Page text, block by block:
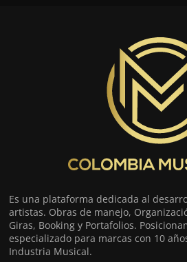
Es una plataforma dedicada al
artistas. Obras de manejo,
Giras, Booking y Portafolios.
especializado para marcas con 10
Industria Musical.